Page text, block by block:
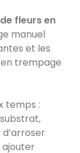
fleurs en
manuel
et les
trempage
temps :
ajouter